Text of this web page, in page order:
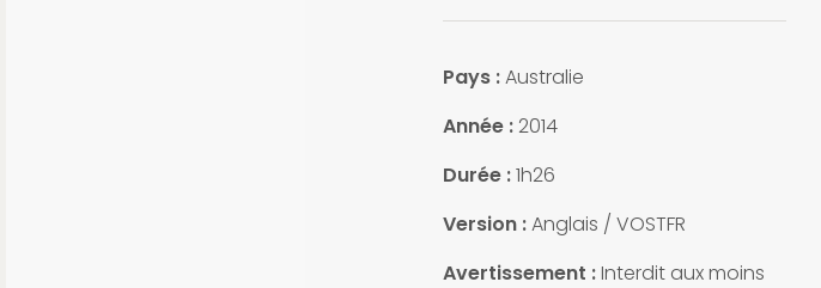
Pays :Australie
Année :2014
Durée :1h26
Version :Anglais / VOSTFR
Avertissement :Interdit aux moins